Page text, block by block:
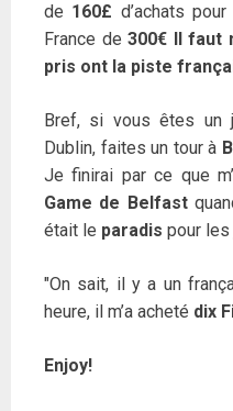
de 160£ d’achats
France de 300€ Il faut
pris ont la piste
Bref, si vous êtes un
Dublin, faites un tour à
Je finirai par ce que
Game de Belfast
était le paradis pour les
On sait, il y a un
heure, il m’a acheté dix
Enjoy!